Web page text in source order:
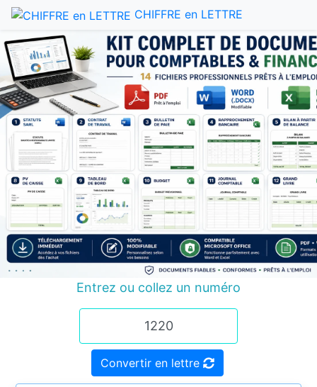
CHIFFRE en LETTRE
Entrez ou collez un numéro
Convertir en lettre